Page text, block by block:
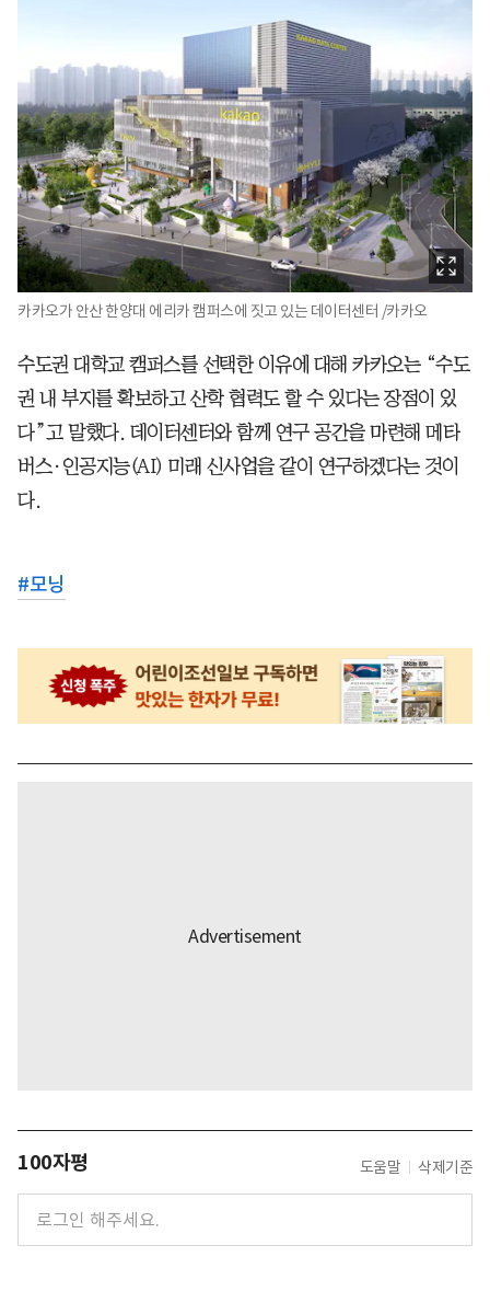
카카오가 안산 한양대 에리카 캠퍼스에 짓고 있는 데이터센터 /카카오
수도권 대학교 캠퍼스를 선택한 이유에 대해 카카오는 “수도
권 내 부지를 확보하고 산학 협력도 할 수 있다는 장점이 있
다”고 말했다. 데이터센터와 함께 연구 공간을 마련해 메타
버스·인공지능(AI) 미래 신사업을 같이 연구하겠다는 것이
다.
#모닝
100자평 도움말 삭제기준